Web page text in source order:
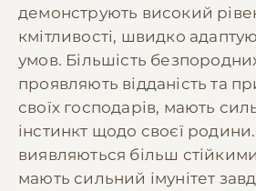
демонструють високий
кмітливості, швидко
умов. Більшість
проявляють відданість та
своїх господарів, мають
інстинкт щодо своєї
виявляються більш
мають сильний імунітет